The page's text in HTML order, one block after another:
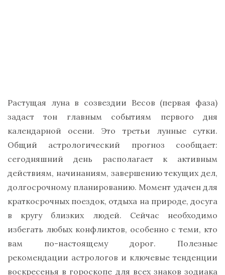
Растущая луна в созвездии Весов (первая фаза)
задаст тон главным событиям первого дня
календарной осени. Это третьи лунные сутки.
Общий астрологический прогноз сообщает:
сегодняшний день располагает к активным
действиям, начинаниям, завершению текущих дел,
долгосрочному планированию. Момент удачен для
краткосрочных поездок, отдыха на природе, досуга
в кругу близких людей. Сейчас необходимо
избегать любых конфликтов, особенно с теми, кто
вам по-настоящему дорог. Полезные
рекомендации астрологов и ключевые тенденции
воскресенья в гороскопе для всех знаков зодиака